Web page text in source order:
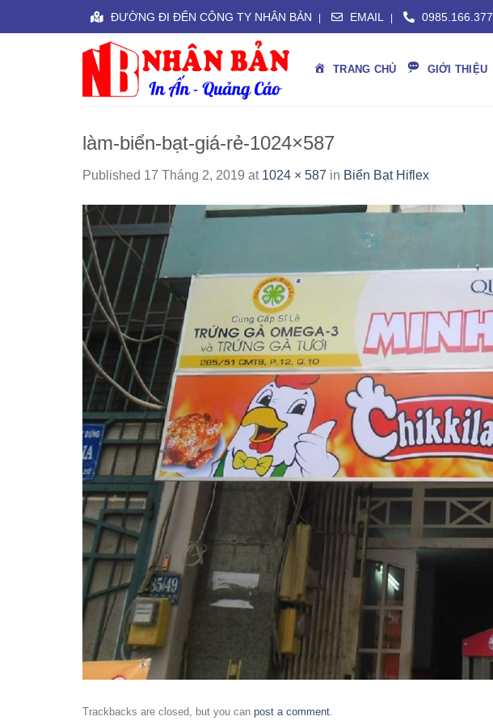
ĐƯỜNG ĐI ĐẾN CÔNG TY NHÂN BẢN | EMAIL | 0985.166.377
TRANG CHỦ GIỚI THIỆU
làm-biển-bạt-giá-rẻ-1024×587
Published 17 Tháng 2, 2019 at 1024 × 587 in Biển Bạt Hiflex
Trackbacks are closed, but you can post a comment.